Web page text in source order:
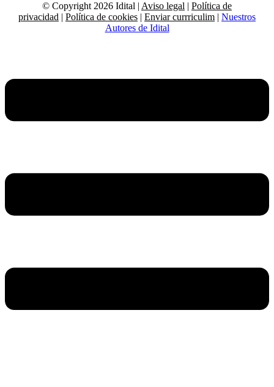
© Copyright 2026 Idital | Aviso legal | Política de
privacidad | Política de cookies | Enviar currriculim | Nuestros
Autores de Idital